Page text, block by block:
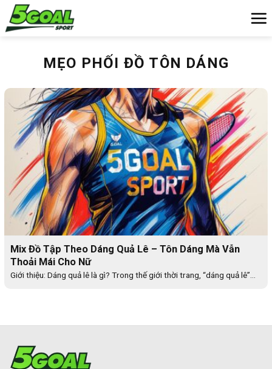
Chuyển
đến
MẸO PHỐI ĐỒ TÔN DÁNG
Mix Đồ Tập Theo Dáng Quả Lê – Tôn Dáng Mà Vẫn
Thoải Mái Cho Nữ
Giới thiệu: Dáng quả lê là gì? Trong thế giới thời trang, “dáng quả lê”...